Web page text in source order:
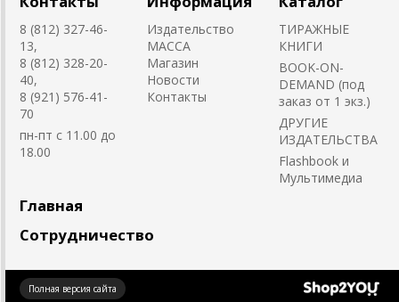
8 (812) 327-46-
13,
8 (812) 328-20-
40,
8 (921) 576-41-
70
пн-пт с 11.00 до
18.00
Издательство
MACCA
Магазин
Новости
Контакты
ТИРАЖНЫЕ
КНИГИ
BOOK-ON-
DEMAND (под
заказ от 1 экз.)
ДРУГИЕ
ИЗДАТЕЛЬСТВА
Flashbook и
Мультимедиа
Главная
Сотрудничество
Полная версия сайта